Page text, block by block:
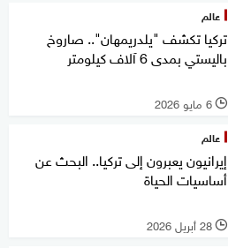
عالم
تركيا تكشف "يلدريمهان".. صاروخ
باليستي بمدى 6 آلاف كيلومتر
l 6 مايو 2026
عالم
إيرانيون يعبرون إلى تركيا.. البحث عن
أساسيات الحياة
l 28 أبريل 2026